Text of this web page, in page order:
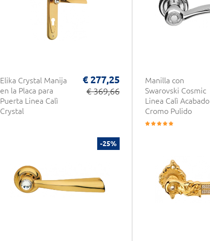
Elika Crystal Manija
en la Placa para
Puerta Linea Calì
Crystal
€ 277,25
€ 369,66
Manilla con
Swarovski Cosmic
Linea Calì Acabado
Cromo Pulido
-25%